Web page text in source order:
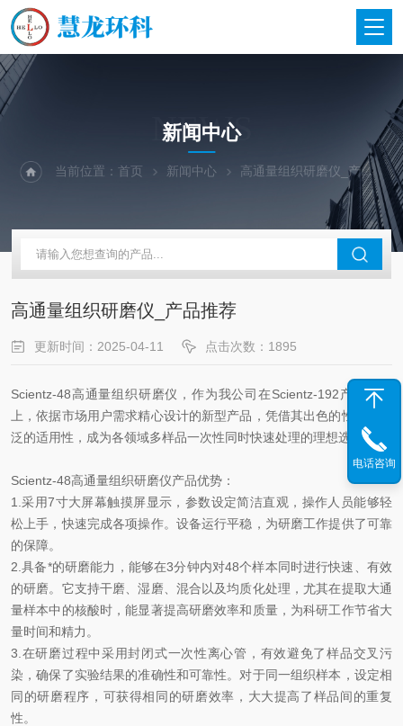
NEWS
新闻中心
当前位置：首页 新闻中心 高通量组织研磨仪_产品推荐
高通量组织研磨仪_产品推荐
更新时间：2025-04-11 点击次数：1895
Scientz-48高通量组织研磨仪，作为我公司在Scientz-192产品基础
上，依据市场用户需求精心设计的新型产品，凭借其出色的性能和广
泛的适用性，成为各领域多样品一次性同时快速处理的理想选择。
Scientz-48高通量组织研磨仪产品优势：
1.采用7寸大屏幕触摸屏显示，参数设定简洁直观，操作人员能够轻
松上手，快速完成各项操作。设备运行平稳，为研磨工作提供了可靠
的保障。
2.具备*的研磨能力，能够在3分钟内对48个样本同时进行快速、有效
的研磨。它支持干磨、湿磨、混合以及均质化处理，尤其在提取大通
量样本中的核酸时，能显著提高研磨效率和质量，为科研工作节省大
量时间和精力。
3.在研磨过程中采用封闭式一次性离心管，有效避免了样品交叉污
染，确保了实验结果的准确性和可靠性。对于同一组织样本，设定相
同的研磨程序，可获得相同的研磨效率，大大提高了样品间的重复
性。
电话咨询